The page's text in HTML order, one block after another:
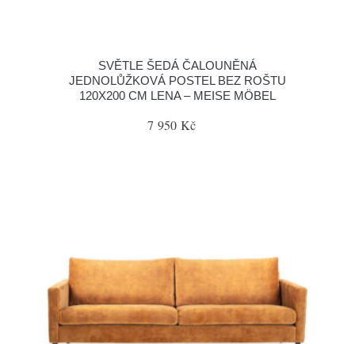
SVĚTLE ŠEDÁ ČALOUNĚNÁ
JEDNOLŮŽKOVÁ POSTEL BEZ ROŠTU
120X200 CM LENA – MEISE MÖBEL
7 950 Kč